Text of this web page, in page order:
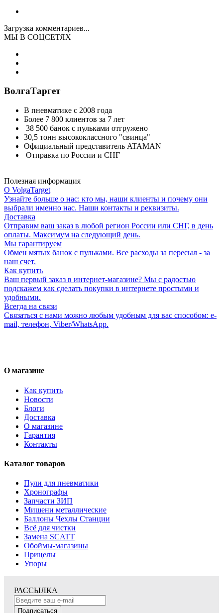
Загрузка комментариев...
МЫ В СОЦСЕТЯХ
ВолгаТаргет
В пневматике с 2008 года
Более 7 800 клиентов за 7 лет
38 500 банок с пульками отгружено
30,5 тонн высококлассного "свинца"
Официальный представитель ATAMAN
Отправка по России и СНГ
Полезная информация
О VolgaTarget
Узнайте больше о нас: кто мы, наши клиенты и почему они
выбрали именно нас. Наши контакты и реквизиты.
Доставка
Отправим ваш заказ в любой регион России или СНГ, в день
оплаты. Максимум на следующий день.
Мы гарантируем
Обмен мятых банок с пульками. Все расходы за пересыл - за
наш счет.
Как купить
Ваш первый заказ в интернет-магазине? Мы с радостью
подскажем как сделать покупки в интернете простыми и
удобными.
Всегда на связи
Связаться с нами можно любым удобным для вас способом: e-
mail, телефон, Viber/WhatsApp.
О магазине
Как купить
Новости
Блоги
Доставка
О магазине
Гарантия
Контакты
Каталог товаров
Пули для пневматики
Хронографы
Запчасти ЗИП
Мишени металлические
Баллоны Чехлы Станции
Всё для чистки
Замена SCATT
Обоймы-магазины
Прицелы
Упоры
РАССЫЛКА
Подписаться